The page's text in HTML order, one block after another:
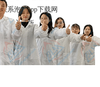
联系泡芙app下载网
站进入色板